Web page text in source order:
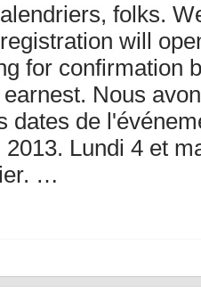
folks.
will
for confirmation
Nous
dates de
Lundi 4 et
…